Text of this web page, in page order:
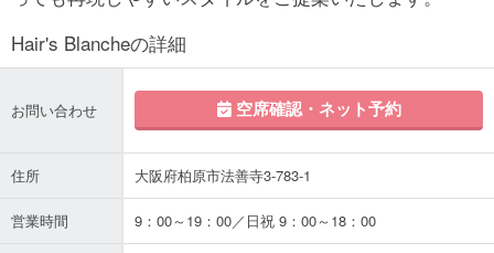
Hair's Blancheの詳細
お問い合わせ 空席確認・ネット予約
住所 大阪府柏原市法善寺3-783-1
営業時間 9：00～19：00／日祝 9：00～18：00